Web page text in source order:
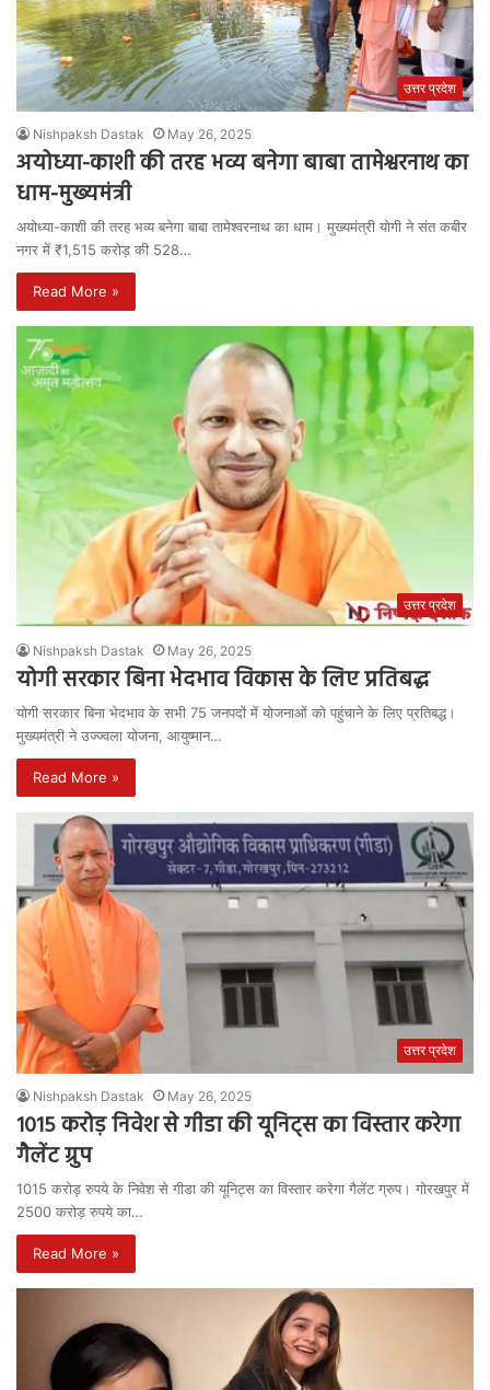
उत्तर प्रदेश
Nishpaksh Dastak May 26, 2025
अयोध्या-काशी की तरह भव्य बनेगा बाबा तामेश्वरनाथ का
धाम-मुख्यमंत्री
अयोध्या-काशी की तरह भव्य बनेगा बाबा तामेश्वरनाथ का धाम। मुख्यमंत्री योगी ने संत कबीर
नगर में ₹1,515 करोड़ की 528…
Read More »
उत्तर प्रदेश
Nishpaksh Dastak May 26, 2025
योगी सरकार बिना भेदभाव विकास के लिए प्रतिबद्ध
योगी सरकार बिना भेदभाव के सभी 75 जनपदों में योजनाओं को पहुंचाने के लिए प्रतिबद्ध।
मुख्यमंत्री ने उज्ज्वला योजना, आयुष्मान…
Read More »
उत्तर प्रदेश
Nishpaksh Dastak May 26, 2025
1015 करोड़ निवेश से गीडा की यूनिट्स का विस्तार करेगा
गैलेंट ग्रुप
1015 करोड़ रुपये के निवेश से गीडा की यूनिट्स का विस्तार करेगा गैलेंट ग्रुप। गोरखपुर में
2500 करोड़ रुपये का…
Read More »